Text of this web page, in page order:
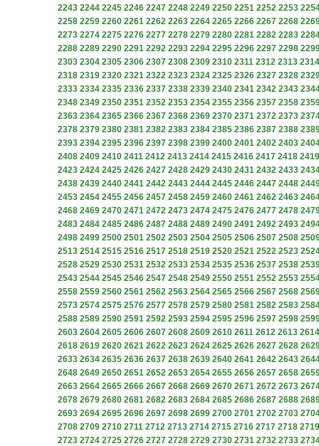
2243 2244 2245 2246 2247 2248 2249 2250 2251 2252 2253
2258 2259 2260 2261 2262 2263 2264 2265 2266 2267 2268
2273 2274 2275 2276 2277 2278 2279 2280 2281 2282 2283
2288 2289 2290 2291 2292 2293 2294 2295 2296 2297 2298
2303 2304 2305 2306 2307 2308 2309 2310 2311 2312 2313 2314
2318 2319 2320 2321 2322 2323 2324 2325 2326 2327 2328
2333 2334 2335 2336 2337 2338 2339 2340 2341 2342 2343
2348 2349 2350 2351 2352 2353 2354 2355 2356 2357 2358
2363 2364 2365 2366 2367 2368 2369 2370 2371 2372 2373
2378 2379 2380 2381 2382 2383 2384 2385 2386 2387 2388
2393 2394 2395 2396 2397 2398 2399 2400 2401 2402 2403
2408 2409 2410 2411 2412 2413 2414 2415 2416 2417 2418 2419
2423 2424 2425 2426 2427 2428 2429 2430 2431 2432 2433
2438 2439 2440 2441 2442 2443 2444 2445 2446 2447 2448
2453 2454 2455 2456 2457 2458 2459 2460 2461 2462 2463
2468 2469 2470 2471 2472 2473 2474 2475 2476 2477 2478
2483 2484 2485 2486 2487 2488 2489 2490 2491 2492 2493
2498 2499 2500 2501 2502 2503 2504 2505 2506 2507 2508
2513 2514 2515 2516 2517 2518 2519 2520 2521 2522 2523
2528 2529 2530 2531 2532 2533 2534 2535 2536 2537 2538
2543 2544 2545 2546 2547 2548 2549 2550 2551 2552 2553
2558 2559 2560 2561 2562 2563 2564 2565 2566 2567 2568
2573 2574 2575 2576 2577 2578 2579 2580 2581 2582 2583
2588 2589 2590 2591 2592 2593 2594 2595 2596 2597 2598
2603 2604 2605 2606 2607 2608 2609 2610 2611 2612 2613 2614
2618 2619 2620 2621 2622 2623 2624 2625 2626 2627 2628
2633 2634 2635 2636 2637 2638 2639 2640 2641 2642 2643
2648 2649 2650 2651 2652 2653 2654 2655 2656 2657 2658
2663 2664 2665 2666 2667 2668 2669 2670 2671 2672 2673
2678 2679 2680 2681 2682 2683 2684 2685 2686 2687 2688
2693 2694 2695 2696 2697 2698 2699 2700 2701 2702 2703
2708 2709 2710 2711 2712 2713 2714 2715 2716 2717 2718 2719
2723 2724 2725 2726 2727 2728 2729 2730 2731 2732 2733